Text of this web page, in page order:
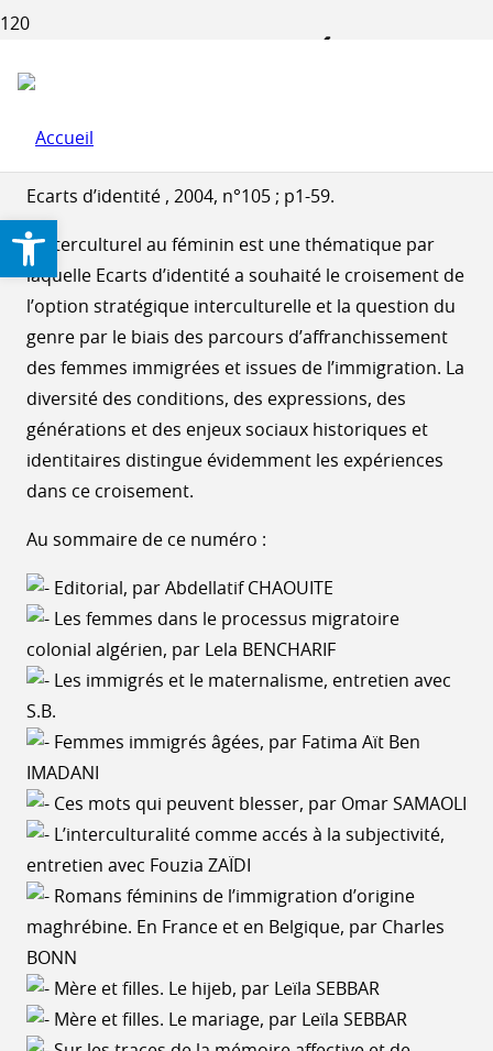
L’INTECULTURALITÉ AU
FÉMININ
Ecarts d’identité , 2004, n°105 ; p1-59.
L’interculturel au féminin est une thématique par
laquelle Ecarts d’identité a souhaité le croisement de
l’option stratégique interculturelle et la question du
genre par le biais des parcours d’affranchissement
des femmes immigrées et issues de l’immigration. La
diversité des conditions, des expressions, des
générations et des enjeux sociaux historiques et
identitaires distingue évidemment les expériences
dans ce croisement.
Au sommaire de ce numéro :
Editorial, par Abdellatif CHAOUITE
Les femmes dans le processus migratoire
colonial algérien, par Lela BENCHARIF
Les immigrés et le maternalisme, entretien avec
S.B.
Femmes immigrés âgées, par Fatima Aït Ben
IMADANI
Ces mots qui peuvent blesser, par Omar SAMAOLI
L’interculturalité comme accés à la subjectivité,
entretien avec Fouzia ZAÏDI
Romans féminins de l’immigration d’origine
maghrébine. En France et en Belgique, par Charles
BONN
Mère et filles. Le hijeb, par Leïla SEBBAR
Mère et filles. Le mariage, par Leïla SEBBAR
Ouvrir la barre d’outils